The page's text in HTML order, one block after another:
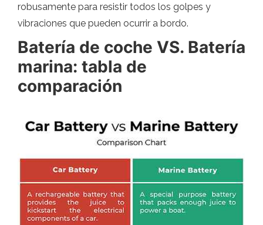
robusamente para resistir todos los golpes y
vibraciones que pueden ocurrir a bordo.
Batería de coche VS. Batería
marina: tabla de
comparación